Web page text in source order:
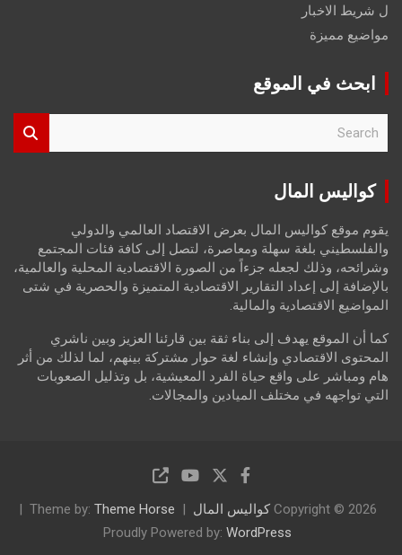
ل شريط الاخبار
مواضيع مميزة
ابحث في الموقع
r
كواليس المال
يقوم موقع كواليس المال بعرض الاقتصاد العالمي والدولي
والفلسطيني بلغة سهلة ومعاصرة، لتصل إلى كافة فئات المجتمع
وشرائحه، وذلك لجعله جزءاً من الصورة الاقتصادية المحلية والعالمية،
بالإضافة إلى إعداد التقارير الاقتصادية المتميزة والحصرية في شتى
المواضيع الاقتصادية والمالية.
كما أن الموقع يهدف إلى بناء ثقة بين قارئنا العزيز وبين ناشري
المحتوى الاقتصادي وإنشاء لغة حوار مشتركة بينهم، لما لذلك من أثر
هام ومباشر على واقع حياة الفرد المعيشية، بل وتذليل الصعوبات
التي تواجهه في مختلف الميادين والمجالات.
Copyright © 2026 كواليس المال Theme by: Theme Horse
Proudly Powered by: WordPress